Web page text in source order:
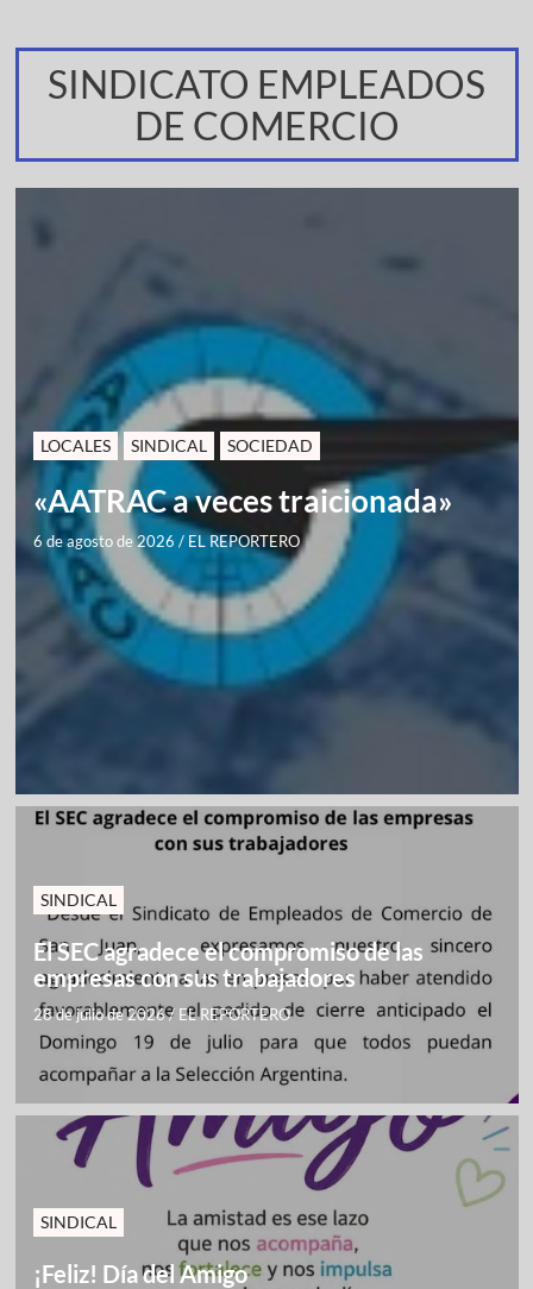
SINDICATO EMPLEADOS
DE COMERCIO
LOCALES SINDICAL SOCIEDAD
«AATRAC a veces traicionada»
6 de agosto de 2026 / EL REPORTERO
SINDICAL
El SEC agradece el compromiso de las
empresas con sus trabajadores
28 de julio de 2026/ EL REPORTERO
SINDICAL
¡Feliz! Día del Amigo